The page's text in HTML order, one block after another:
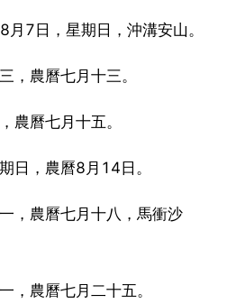
7日，星期日，沖溝安山。
農曆七月十三。
農曆七月十五。
日，農曆8月14日。
，農曆七月十八，馬衝沙
農曆七月二十五。